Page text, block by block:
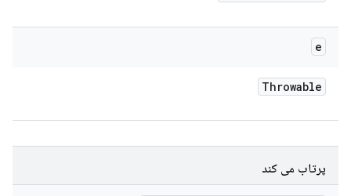
e
Throwable
پرتاب می کند